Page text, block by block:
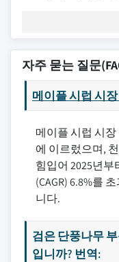
자주 묻는 질문
메이플 시럽 시
메이플 시럽 시장
에 이르렀으며,
힘입어 2025년
(CAGR) 6.8%를
니다.
검은 단풍나무
입니까? 번역: